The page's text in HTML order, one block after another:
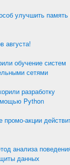
улучшить
августа!
обучение систем
сетями
разработку
Python
акции
анализа
данных